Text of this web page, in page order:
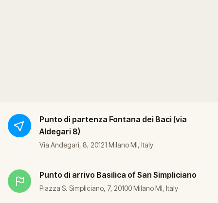
Punto di partenza Fontana dei Baci (via
Aldegari 8)
Via Andegari, 8, 20121 Milano MI, Italy
Punto di arrivo Basilica of San Simpliciano
Piazza S. Simpliciano, 7, 20100 Milano MI, Italy